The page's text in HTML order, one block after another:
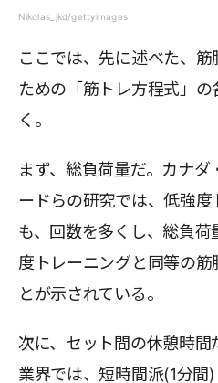
Nikolas_jkd/gettyimages
ここでは、先に述べた、
ための「筋トレ方程式」
く。
まず、総負荷量だ。カナ
ードらの研究では、低強度
も、回数を多くし、総負荷
度トレーニングと同等の
とが示されている。
次に、セット間の休憩時間
業界では、短時間派(1分間